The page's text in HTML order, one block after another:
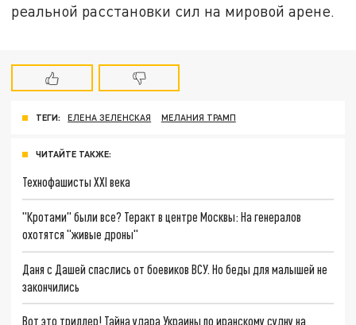
реальной расстановки сил на мировой арене.
ТЕГИ: ЕЛЕНА ЗЕЛЕНСКАЯ МЕЛАНИЯ ТРАМП
ЧИТАЙТЕ ТАКЖЕ:
Технофашисты XXI века
"Кротами" были все? Теракт в центре Москвы: На генералов
охотятся "живые дроны"
Даня с Дашей спаслись от боевиков ВСУ. Но беды для малышей не
закончились
Вот это триллер! Тайна удара Украины по иранскому судну на